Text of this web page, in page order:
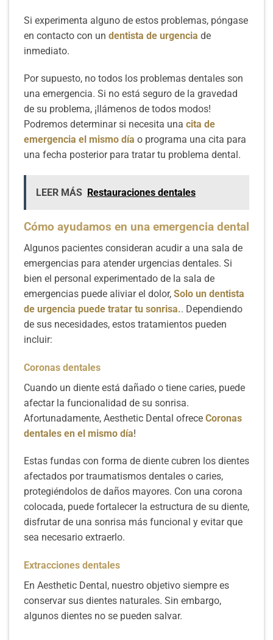
Si experimenta alguno de estos problemas, póngase
en contacto con un dentista de urgencia de
inmediato.
Por supuesto, no todos los problemas dentales son
una emergencia. Si no está seguro de la gravedad
de su problema, ¡llámenos de todos modos!
Podremos determinar si necesita una cita de
emergencia el mismo día o programa una cita para
una fecha posterior para tratar tu problema dental.
LEER MÁS Restauraciones dentales
Cómo ayudamos en una emergencia dental
Algunos pacientes consideran acudir a una sala de
emergencias para atender urgencias dentales. Si
bien el personal experimentado de la sala de
emergencias puede aliviar el dolor, Solo un dentista
de urgencia puede tratar tu sonrisa.. Dependiendo
de sus necesidades, estos tratamientos pueden
incluir:
Coronas dentales
Cuando un diente está dañado o tiene caries, puede
afectar la funcionalidad de su sonrisa.
Afortunadamente, Aesthetic Dental ofrece Coronas
dentales en el mismo día!
Estas fundas con forma de diente cubren los dientes
afectados por traumatismos dentales o caries,
protegiéndolos de daños mayores. Con una corona
colocada, puede fortalecer la estructura de su diente,
disfrutar de una sonrisa más funcional y evitar que
sea necesario extraerlo.
Extracciones dentales
En Aesthetic Dental, nuestro objetivo siempre es
conservar sus dientes naturales. Sin embargo,
algunos dientes no se pueden salvar.